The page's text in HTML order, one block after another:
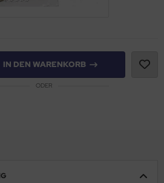
IN DEN WARENKORB
ODER